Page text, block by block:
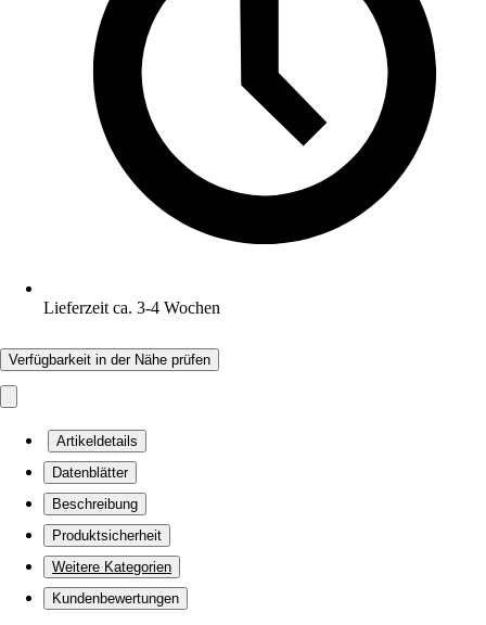
Lieferzeit ca. 3-4 Wochen
Verfügbarkeit in der Nähe prüfen
Artikeldetails
Datenblätter
Beschreibung
Produktsicherheit
Weitere Kategorien
Kundenbewertungen